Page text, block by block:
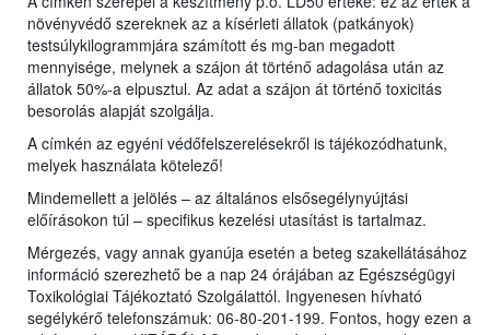
növényvédő szereknek az a kísérleti állatok (patkányok)
testsúlykilogrammjára számított és mg-ban megadott
mennyisége, melynek a szájon át történő adagolása után az
állatok 50%-a elpusztul. Az adat a szájon át történő toxicitás
besorolás alapját szolgálja.
A címkén az egyéni védőfelszerelésekről is tájékozódhatunk,
melyek használata kötelező!
Mindemellett a jelölés – az általános elsősegélynyújtási
előírásokon túl – specifikus kezelési utasítást is tartalmaz.
Mérgezés, vagy annak gyanúja esetén a beteg szakellátásához
információ szerezhető be a nap 24 órájában az Egészségügyi
Toxikológiai Tájékoztató Szolgálattól. Ingyenesen hívható
segélykérő telefonszámuk: 06-80-201-199. Fontos, hogy ezen a